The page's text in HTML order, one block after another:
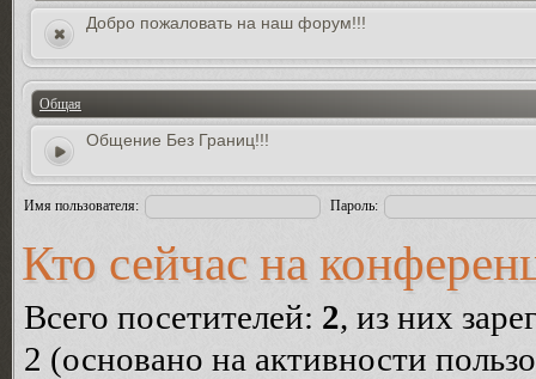
Добро пожаловать на наш форум!!!
Общая
Общение Без Границ!!!
Имя пользователя: Пароль:
Кто сейчас на
Всего посетителей: 2, из них
2 (основано на активности